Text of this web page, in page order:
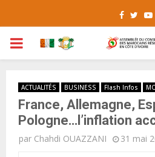
PRIMARY
ACTUALITÉS BUSINESS Flash Infos
France, Allemagne,
Pologne…l’inflation
par Chahdi OUAZZANI 31 mai